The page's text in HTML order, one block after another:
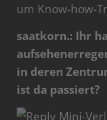
um Know-how-
saatkorn.: Ihr
in deren
ist da passiert?